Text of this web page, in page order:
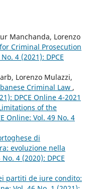
Manchanda, Lorenzo
Criminal Prosecution
4 (2021): DPCE
Lorenzo Mulazzi,
Criminal Law ,
DPCE Online 4-2021
of the
Online: Vol. 49 No. 4
di
evoluzione nella
4 (2020): DPCE
partiti de iure condito: